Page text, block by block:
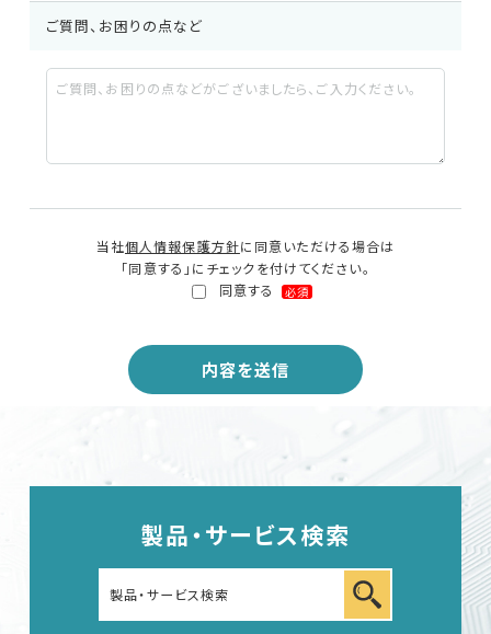
ご質問、お困りの点など
当社個人情報保護方針に同意いただける場合は
「同意する」にチェックを付けてください。
同意する
必須
製品・サービス検索